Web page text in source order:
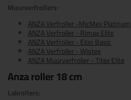
Muurverfrollers:
ANZA Verfroller -MicMex Platinum
ANZA Verfroller - Rimax Elite
ANZA Verfroller - Elon Basic
ANZA Verfroller - Wistex
ANZA Muurverfroller - Titex Elite
Anza roller 18 cm
Lakrollers: